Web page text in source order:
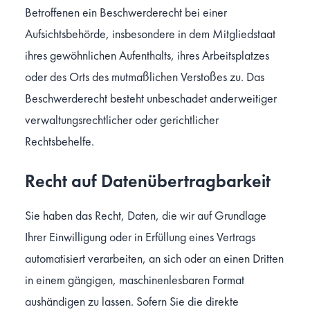
Betroffenen ein Beschwerderecht bei einer
Aufsichtsbehörde, insbesondere in dem Mitgliedstaat
ihres gewöhnlichen Aufenthalts, ihres Arbeitsplatzes
oder des Orts des mutmaßlichen Verstoßes zu. Das
Beschwerderecht besteht unbeschadet anderweitiger
verwaltungsrechtlicher oder gerichtlicher
Rechtsbehelfe.
Recht auf Daten­übertrag­barkeit
Sie haben das Recht, Daten, die wir auf Grundlage
Ihrer Einwilligung oder in Erfüllung eines Vertrags
automatisiert verarbeiten, an sich oder an einen Dritten
in einem gängigen, maschinenlesbaren Format
aushändigen zu lassen. Sofern Sie die direkte